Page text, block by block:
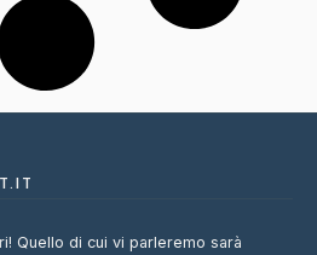
Quello di cui vi parleremo sarà